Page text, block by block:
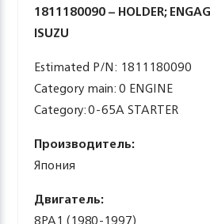
1811180090 – HOLDER;
ISUZU
Estimated P/N: 1811180090
Category main: 0 ENGINE
Category: 0-65A STARTER
Производитель:
Япония
Двигатель: